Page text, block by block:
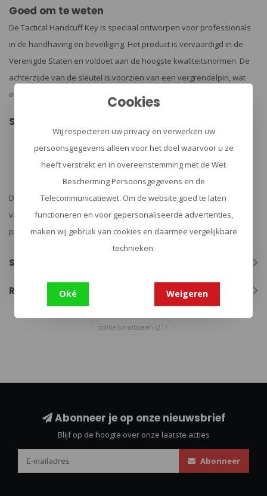
Goed om te weten
De Tactical Handcuff Key is speciaal ontworpen voor professionals
in de handhaving en beveiliging. Het product is vervaardigd in de
Verenigde Staten en voldoet aan de hoogste kwaliteitsnormen. De
achterzijde van de sleutel is voorzien van een vergrendelpin, wat
extra veiligheid biedt tijdens het gebruik.
Samenvatting
Geschikt voor Hiatt, TR Lock, Peerless, Quick Kuf, Smith &
Wesson, Viper Professional en American Handcuff
Voorzien van een clip voor eenvoudige bevestiging
Gemaakt van staal en polymeer
De Tactical Handcuff Key van ZAK Tool biedt de perfecte combinatie
van functionaliteit, duurzaamheid en gemak. Ideaal voor
professionals die snel en efficiënt moeten kunnen handelen.
Specificaties
Reviews
politie handboeien (21)
Abonneer je op onze nieuwsbrief
Blijf op de hoogte over onze laatste acties
Abonneer
Cookies
Wij respecteren uw privacy en verwerken uw
persoonsgegevens alleen voor het doel waarvoor u ze
heeft verstrekt en in overeenstemming met de Wet
Bescherming Persoonsgegevens en de
Telecommunicatiewet. Om de website goed te laten
functioneren en voor gepersonaliseerde advertenties,
maken wij gebruik van cookies en daarmee vergelijkbare
technieken.
Oké Weigeren